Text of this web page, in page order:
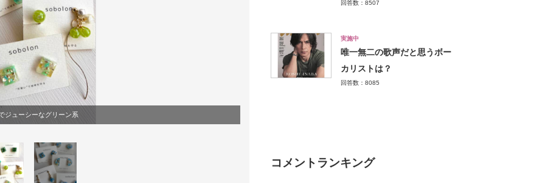
ジューシーなグリーン系
回答数：8507
実施中
唯一無二の歌声だと思うボー
カリストは？
回答数：8085
コメントランキング